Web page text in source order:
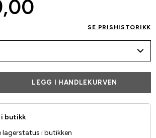
SE PRISHISTORIKK
LEGG I HANDLEKURVEN
butikk
lagerstatus i butikken